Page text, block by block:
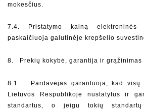
mokesčius.
7.4. Pristatymo kainą elektroninės
paskaičiuoja galutinėje krepšelio
8. Prekių kokybė, garantija ir grąžinimas
8.1.   Pardavėjas garantuoja, kad visų
Lietuvos Respublikoje nustatytus ir
standartus, o jeigu tokių